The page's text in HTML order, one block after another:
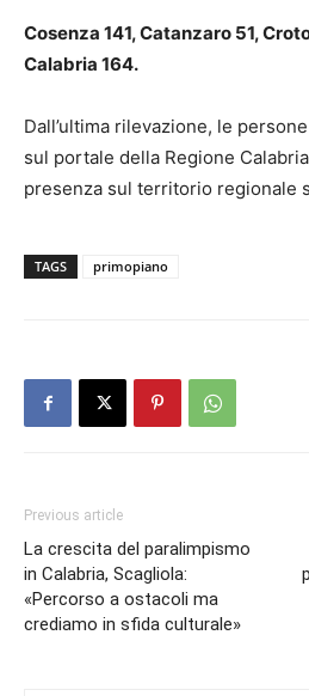
Cosenza 141, Catanzaro 51,
Calabria 164.
Dall’ultima rilevazione, le
sul portale della Regione
presenza sul territorio regionale
TAGS primopiano
Previous article
La crescita del paralimpismo
in Calabria, Scagliola:
«Percorso a ostacoli ma
crediamo in sfida culturale»